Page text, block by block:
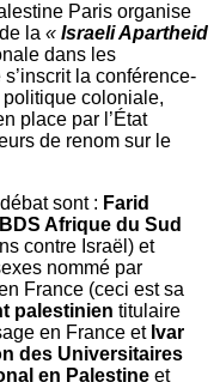
Paris organise
la « Israeli Apartheid
dans les
la conférence-
coloniale,
place par l’État
de renom sur le
sont : Farid
Afrique du Sud
contre Israël) et
nommé par
France (ceci est sa
palestinien titulaire
en France et Ivar
des Universitaires
en Palestine et